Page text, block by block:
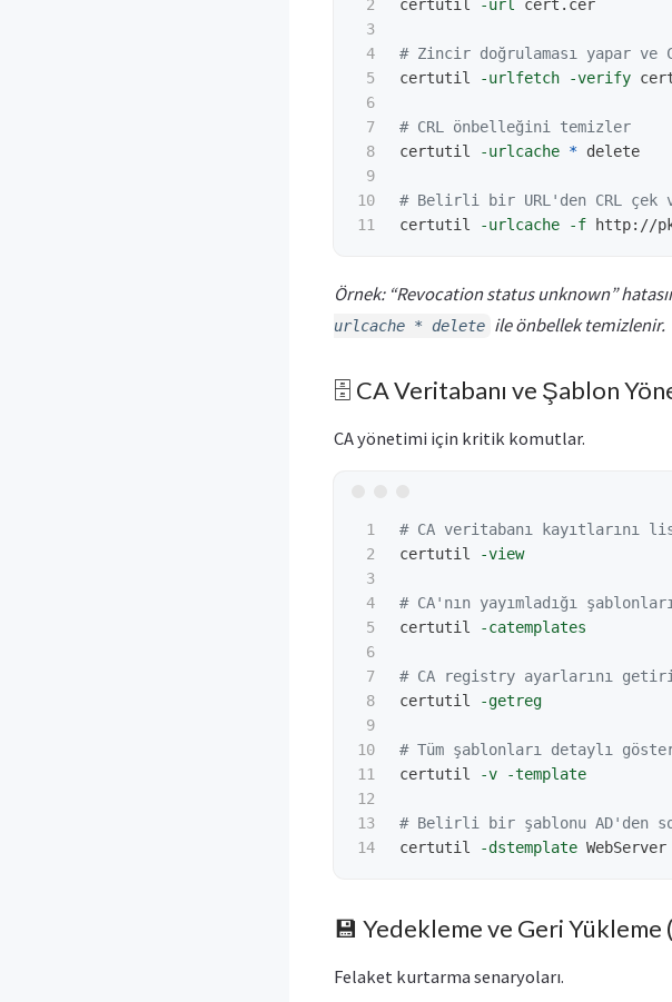
2
3
4
5
6
7
8
9
10
certutil
-url cert.cer
# Zincir doğrulaması yapar ve
certutil
-urlfetch -verify
# CRL önbelleğini temizler
certutil
-urlcache * delete
# Belirli bir URL'den CRL çek
certutil
-urlcache -f http://
Örnek: “Revocation status unknown”
urlcache * delete ile önbellek temizlenir.
🗄️ CA Veritabanı ve Şablon
CA yönetimi için kritik komutlar.
1
2
3
4
5
6
7
8
9
10
11
12
13
# CA veritabanı kayıtlarını
certutil
-view
# CA'nın yayımladığı
certutil
-catemplates
# CA registry ayarlarını
certutil
-getreg
# Tüm şablonları detaylı
certutil
-v -template
# Belirli bir şablonu AD'den
certutil
-dstemplate WebServer
💾 Yedekleme ve Geri Yükleme
Felaket kurtarma senaryoları.